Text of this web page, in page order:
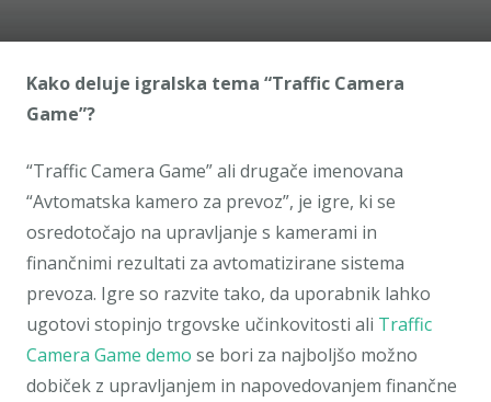
Kako deluje igralska tema “Traffic Camera
Game”?
“Traffic Camera Game” ali drugače imenovana
“Avtomatska kamero za prevoz”, je igre, ki se
osredotočajo na upravljanje s kamerami in
finančnimi rezultati za avtomatizirane sistema
prevoza. Igre so razvite tako, da uporabnik lahko
ugotovi stopinjo trgovske učinkovitosti ali Traffic
Camera Game demo se bori za najboljšo možno
dobiček z upravljanjem in napovedovanjem finančne